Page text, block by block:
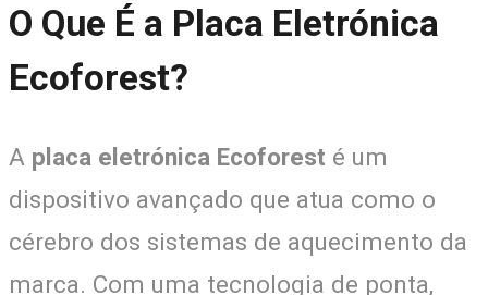
O Que É a Placa Eletrónica
Ecoforest?
A placa eletrónica Ecoforest é um
dispositivo avançado que atua como o
cérebro dos sistemas de aquecimento da
marca. Com uma tecnologia de ponta,